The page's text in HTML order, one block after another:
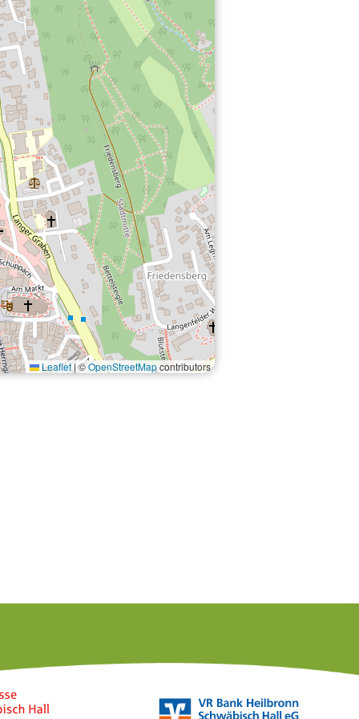
Leaflet|©OpenStreetMapcontributors